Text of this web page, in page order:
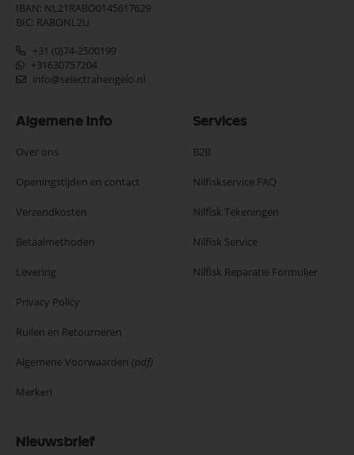
IBAN: NL21RABO0145617629
BIC: RABONL2U
+31 (0)74-2500199
+31630757204
info@selectrahengelo.nl
Algemene Info
Over ons
Openingstijden en contact
Verzendkosten
Betaalmethoden
Levering
Privacy Policy
Ruilen en Retourneren
Algemene Voorwaarden (pdf)
Merken
Services
B2B
Nilfiskservice FAQ
Nilfisk Tekeningen
Nilfisk Service
Nilfisk Reparatie Formulier
Nieuwsbrief